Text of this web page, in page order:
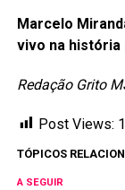
Marcelo
vivo na história
Redação Grito
Post Views:
TÓPICOS
A SEGUIR